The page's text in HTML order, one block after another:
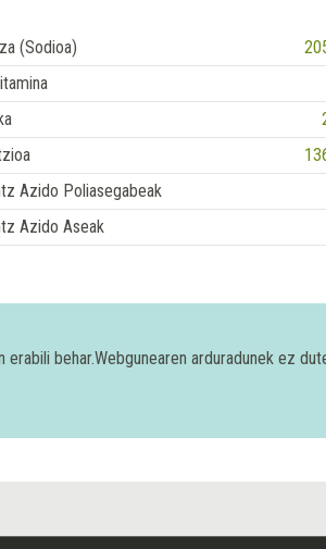
(Sodioa)
Azido Poliasegabeak
Azido Aseak
behar.Webgunearen arduradunek ez